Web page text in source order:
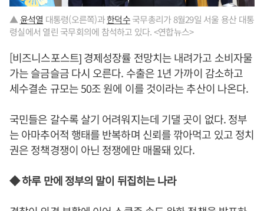
▲윤석열 대통령(오른쪽)과한덕수국무총리가 8월29일 서울 용산 대통
령실에서 열린 국무회의에 참석하고 있다. <연합뉴스>
[비즈니스포스트] 경제성장률 전망치는 내려가고 소비자물
가는 슬금슬금 다시 오른다. 수출은 1년 가까이 감소하고
세수결손 규모는 50조 원에 이를 것이라는 추산이 나온다.
국민들은 갈수록 살기 어려워지는데 기댈 곳이 없다. 정부
는 아마추어적 행태를 반복하며 신뢰를 깎아먹고 있고 정치
권은 정책경쟁이 아닌 정쟁에만 매몰돼 있다.
◆ 하루 만에 정부의 말이 뒤집히는 나라